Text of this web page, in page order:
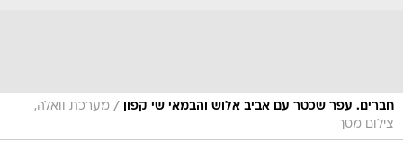
חברים. עפר שכטר עם אביב אלוש והבמאי שי קפון / מערכת וואלה,
צילום מסך